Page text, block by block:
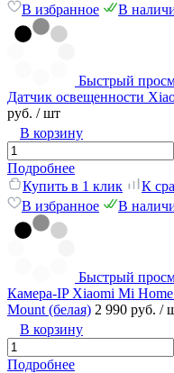
В избранное
В
Быстрый
Датчик освещенности
руб. / шт
В корзину
Подробнее
Купить в 1 клик
К
В избранное
В
Быстрый
Камера-IP Xiaomi Mi Home
Mount (белая) 2 990 руб. /
В корзину
Подробнее